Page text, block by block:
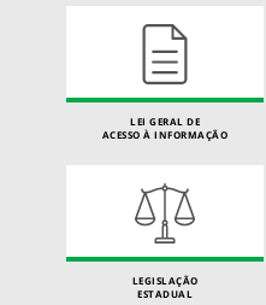
LEI GERAL DE
ACESSO À INFORMAÇÃO
LEGISLAÇÃO
ESTADUAL